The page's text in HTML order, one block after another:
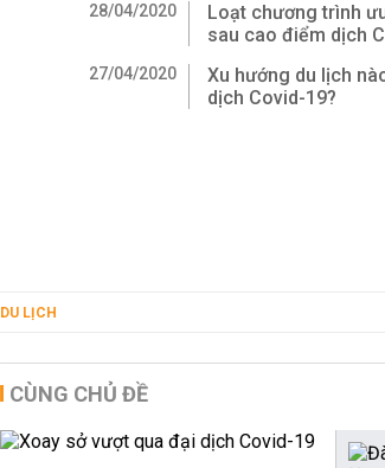
28/04/2020
Loạt chương trình
sau cao điểm dịch
27/04/2020
Xu hướng du lịch
dịch Covid-19?
DU LỊCH
CÙNG CHỦ ĐỀ